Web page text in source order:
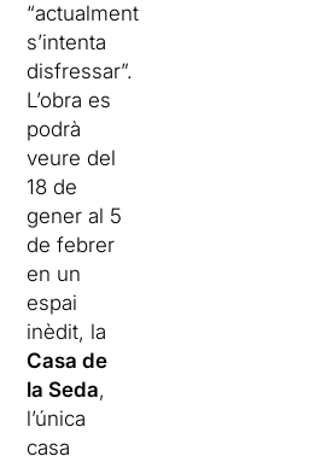
“actualment
s’intenta
disfressar”.
L’obra es
podrà
veure del
18 de
gener al 5
de febrer
en un
espai
inèdit, la
Casa de
la Seda,
l’única
casa